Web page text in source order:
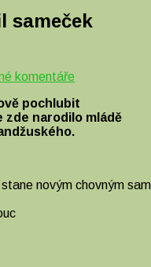
sameček
komentáře
s
názvem
V
sameček
pochlubit
zde narodilo mládě
novým chovným